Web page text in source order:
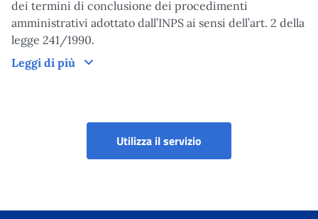
dei termini di conclusione dei procedimenti
amministrativi adottato dall’INPS ai sensi dell’art. 2 della
legge 241/1990.
Leggi di più
Tempi di lavorazione del provvedimento
Utilizza il servizio